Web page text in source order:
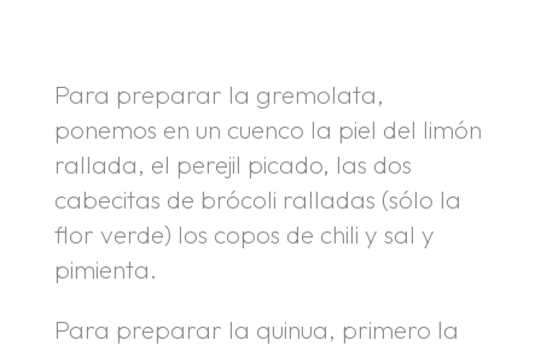
Para preparar la gremolata,
ponemos en un cuenco la piel del limón
rallada, el perejil picado, las dos
cabecitas de brócoli ralladas (sólo la
flor verde) los copos de chili y sal y
pimienta.
Para preparar la quinua, primero la